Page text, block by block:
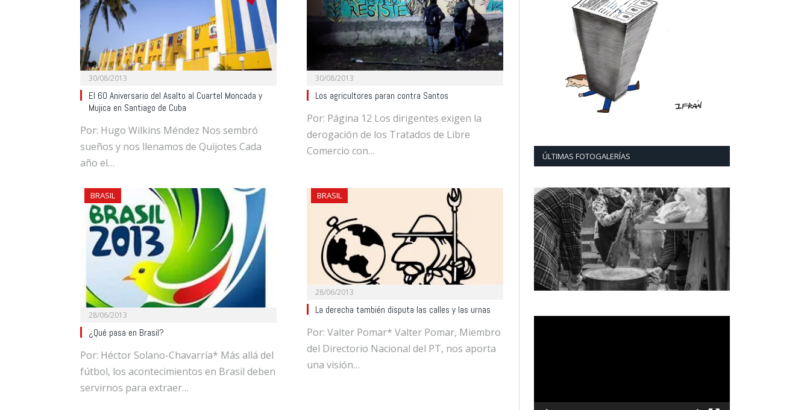
30/08/2013
El 60 Aniversario del Asalto al Cuartel Moncada y
Mujica en Santiago de Cuba
Por: Hugo Wilkins Méndez Nos sembró
sueños y nos llenamos de Quijotes Cada
año el…
30/08/2013
Los agricultores paran contra Santos
Por: Página 12 Los dirigentes exigen la
derogación de los Tratados de Libre
Comercio con…
BRASIL
28/06/2013
¿Qué pasa en Brasil?
Por: Héctor Solano-Chavarría* Más allá del
fútbol, los acontecimientos en Brasil deben
servirnos para extraer…
BRASIL
28/06/2013
La derecha también disputa las calles y las urnas
Por: Valter Pomar* Valter Pomar, Miembro
del Directorio Nacional del PT, nos aporta
una visión…
ÚLTIMAS FOTOGALERÍAS